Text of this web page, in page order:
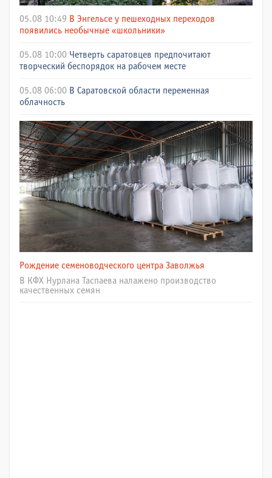
05.08 10:49 В Энгельсе у пешеходных переходов
появились необычные «школьники»
05.08 10:00 Четверть саратовцев предпочитают
творческий беспорядок на рабочем месте
05.08 06:00 В Саратовской области переменная
облачность
Рождение семеноводческого центра Заволжья
В КФХ Нурлана Таспаева налажено производство
качественных семян